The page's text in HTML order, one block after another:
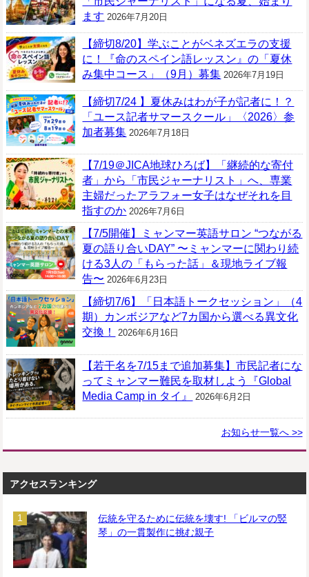
ます 2026年7月20日
【締切8/20】学ぶことがベネズエラの支援
に！『命のスペイン語レッスン』の「夏休
み集中コース」（9月）募集 2026年7月19日
【締切7/24 】夏休みはわが子が記者に！？
「ユース記者サマースクール」〈2026〉参
加者募集 2026年7月18日
【7/19＠JICA地球ひろば】「継続的な寄付
者」から「市民ジャーナリスト」へ、専業
主婦だったアラフォー女子はなぜそれを目
指すのか 2026年7月6日
【7/5開催】ミャンマー英語サロン “つながる
夏の語り合いDAY” 〜ミャンマーに関わり続
ける3人の「もらった話」＆現地ライブ報
告〜 2026年6月23日
【締切7/6】「日本語トークセッション」（4
期）カンボジアなど7カ国から選べる異文化
交換！
2026年6月16日
【若干名を7/15まで追加募集】市民記者にな
ってミャンマー難民を取材しよう『Global
Media Camp in タイ』
2026年6月2日
お知らせ一覧へ >>
アクセスランキング
伝統を守るために伝統を壊す! 「ビルマの竪
琴」の一貫製作に挑む親子